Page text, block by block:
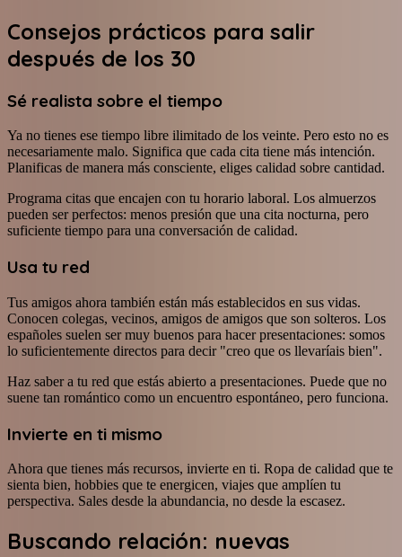
Consejos prácticos para salir
después de los 30
Sé realista sobre el tiempo
Ya no tienes ese tiempo libre ilimitado de los veinte. Pero esto no es
necesariamente malo. Significa que cada cita tiene más intención.
Planificas de manera más consciente, eliges calidad sobre cantidad.
Programa citas que encajen con tu horario laboral. Los almuerzos
pueden ser perfectos: menos presión que una cita nocturna, pero
suficiente tiempo para una conversación de calidad.
Usa tu red
Tus amigos ahora también están más establecidos en sus vidas.
Conocen colegas, vecinos, amigos de amigos que son solteros. Los
españoles suelen ser muy buenos para hacer presentaciones: somos
lo suficientemente directos para decir "creo que os llevaríais bien".
Haz saber a tu red que estás abierto a presentaciones. Puede que no
suene tan romántico como un encuentro espontáneo, pero funciona.
Invierte en ti mismo
Ahora que tienes más recursos, invierte en ti. Ropa de calidad que te
sienta bien, hobbies que te energicen, viajes que amplíen tu
perspectiva. Sales desde la abundancia, no desde la escasez.
Buscando relación: nuevas